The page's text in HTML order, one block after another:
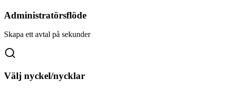
Administratörsflöde
Skapa ett avtal på sekunder
Välj nyckel/nycklar